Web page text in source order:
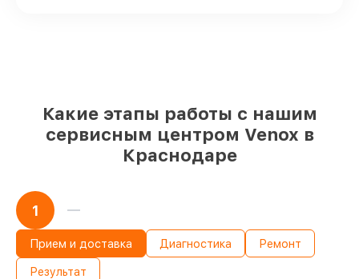
обслуживание началось сразу
Какие этапы работы с нашим
сервисным центром Venox в
Краснодаре
1
Прием и доставка Диагностика Ремонт
Результат